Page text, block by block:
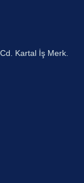
Kartal İş Merk.